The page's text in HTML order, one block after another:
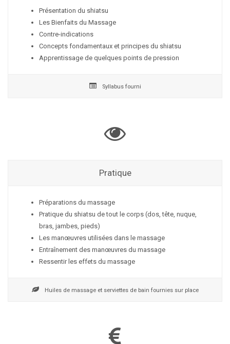
Présentation du shiatsu
Les Bienfaits du Massage
Contre-indications
Concepts fondamentaux et principes du shiatsu
Apprentissage de quelques points de pression
Syllabus fourni
Pratique
Préparations du massage
Pratique du shiatsu de tout le corps (dos, tête, nuque,
bras, jambes, pieds)
Les manœuvres utilisées dans le massage
Entraînement des manœuvres du massage
Ressentir les effets du massage
Huiles de massage et serviettes de bain fournies sur place